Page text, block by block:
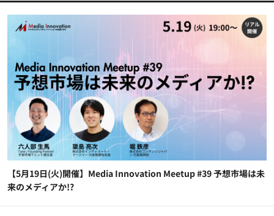
【5月19日(火)開催】Media Innovation Meetup #39 予想市場は未
来のメディアか!?